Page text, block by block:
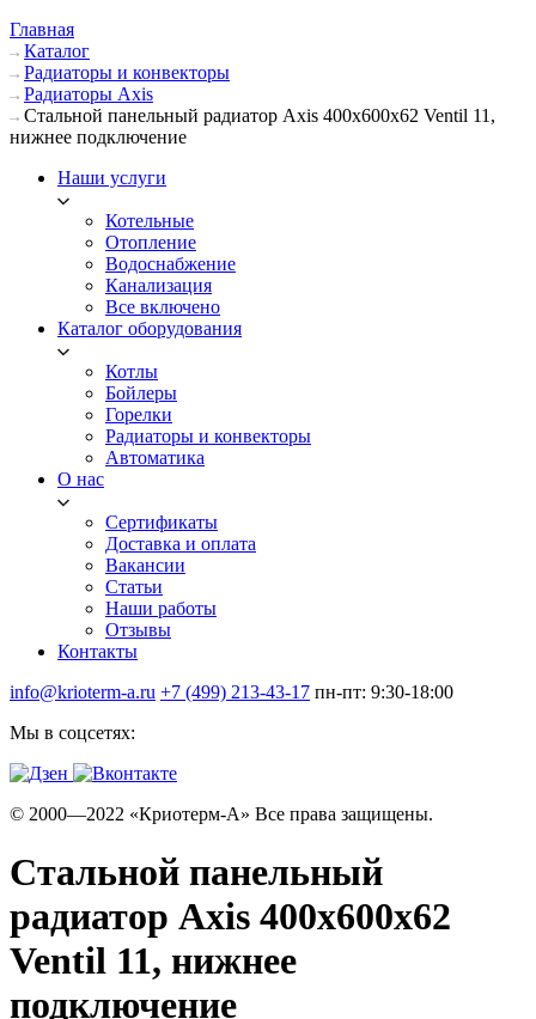
Главная
Каталог
Радиаторы и конвекторы
Радиаторы Axis
Стальной панельный радиатор Axis 400х600х62 Ventil 11,
нижнее подключение
Наши услуги
Котельные
Отопление
Водоснабжение
Канализация
Все включено
Каталог оборудования
Котлы
Бойлеры
Горелки
Радиаторы и конвекторы
Автоматика
О нас
Сертификаты
Доставка и оплата
Вакансии
Статьи
Наши работы
Отзывы
Контакты
info@krioterm-a.ru +7 (499) 213-43-17 пн-пт: 9:30-18:00
Мы в соцсетях:
© 2000—2022 «Криотерм-А» Все права защищены.
Стальной панельный
радиатор Axis 400х600х62
Ventil 11, нижнее
подключение